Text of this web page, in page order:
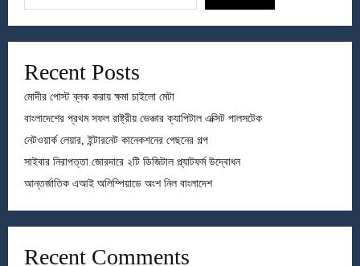
Recent Posts
মোদীর পোস্ট ব্লক করায় ক্ষমা চাইলো মেটা
বাংলাদেশের প্রথম সফল রাষ্ট্রীয় ভেঞ্চার ক্যাপিটাল এক্সিট পালসটেক
নেটওয়ার্ক লেয়ার, ইন্টারনেট কানেকশনের পেছনের গল্প
সাইবার নিরাপত্তা জোরদারে ২টি ডিজিটাল প্ল্যাটফর্ম উদ্বোধন
আন্তর্জাতিক এআই অলিম্পিয়াডে অংশ নিল বাংলাদেশ
Recent Comments